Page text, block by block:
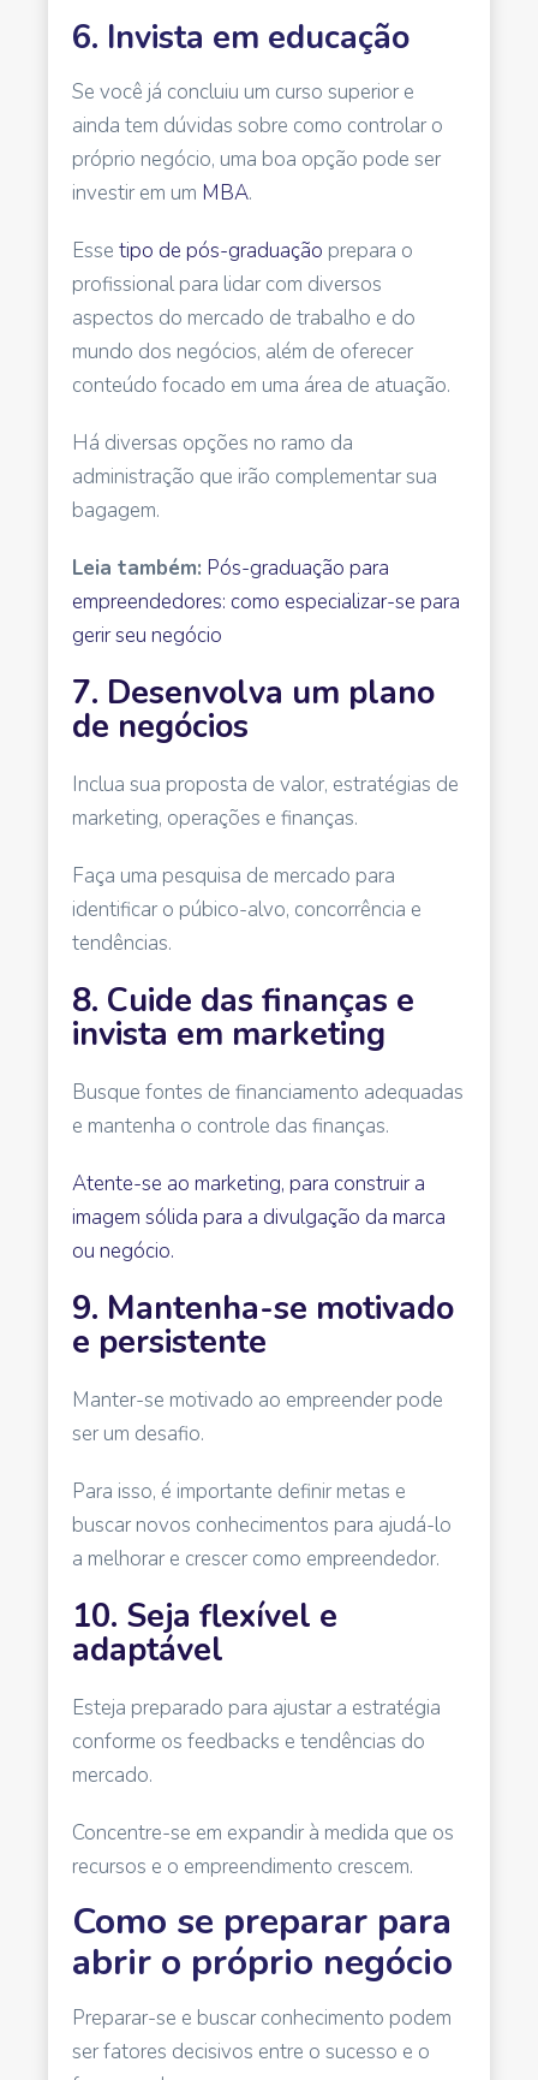
6. Invista em educação
Se você já concluiu um curso superior e
ainda tem dúvidas sobre como controlar o
próprio negócio, uma boa opção pode ser
investir em um MBA.
Esse tipo de pós-graduação prepara o
profissional para lidar com diversos
aspectos do mercado de trabalho e do
mundo dos negócios, além de oferecer
conteúdo focado em uma área de atuação.
Há diversas opções no ramo da
administração que irão complementar sua
bagagem.
Leia também: Pós-graduação para
empreendedores: como especializar-se para
gerir seu negócio
7. Desenvolva um plano
de negócios
Inclua sua proposta de valor, estratégias de
marketing, operações e finanças.
Faça uma pesquisa de mercado para
identificar o púbico-alvo, concorrência e
tendências.
8. Cuide das finanças e
invista em marketing
Busque fontes de financiamento adequadas
e mantenha o controle das finanças.
Atente-se ao marketing, para construir a
imagem sólida para a divulgação da marca
ou negócio.
9. Mantenha-se motivado
e persistente
Manter-se motivado ao empreender pode
ser um desafio.
Para isso, é importante definir metas e
buscar novos conhecimentos para ajudá-lo
a melhorar e crescer como empreendedor.
10. Seja flexível e
adaptável
Esteja preparado para ajustar a estratégia
conforme os feedbacks e tendências do
mercado.
Concentre-se em expandir à medida que os
recursos e o empreendimento crescem.
Como se preparar para
abrir o próprio negócio
Preparar-se e buscar conhecimento podem
ser fatores decisivos entre o sucesso e o